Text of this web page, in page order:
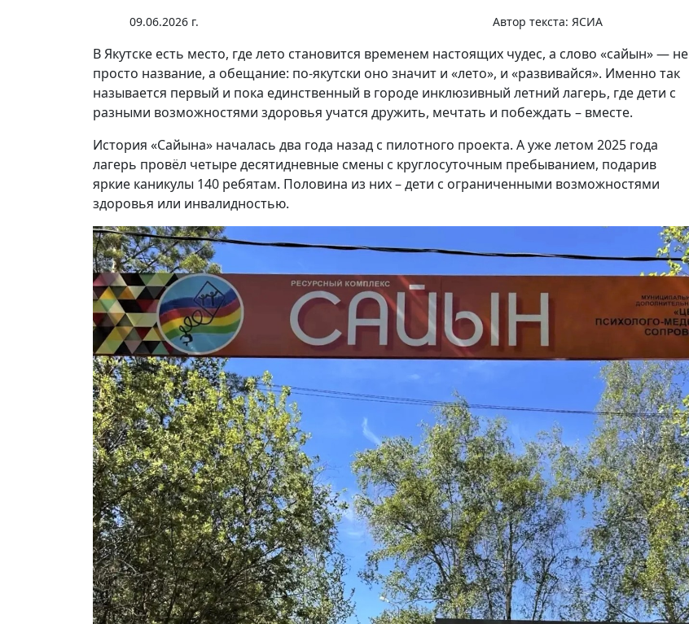
09.06.2026 г. Автор текста: ЯСИА
В Якутске есть место, где лето становится временем настоящих чудес, а слово «сайын» — не
просто название, а обещание: по-якутски оно значит и «лето», и «развивайся». Именно так
называется первый и пока единственный в городе инклюзивный летний лагерь, где дети с
разными возможностями здоровья учатся дружить, мечтать и побеждать – вместе.
История «Сайына» началась два года назад с пилотного проекта. А уже летом 2025 года
лагерь провёл четыре десятидневные смены с круглосуточным пребыванием, подарив
яркие каникулы 140 ребятам. Половина из них – дети с ограниченными возможностями
здоровья или инвалидностью.